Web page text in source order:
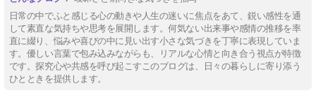
日常の中でふと感じる心の動きや人生の迷いに焦点をあて、鋭い感性を通
して素直な気持ちや思考を展開します。何気ない出来事や感情の推移を率
直に綴り、悩みや喜びの中に見い出す小さな気づきを丁寧に表現していま
す。優しい言葉で包み込みながらも、リアルな心情と向き合う視点が特徴
です。探究心や共感を呼び起こすこのブログは、日々の暮らしに寄り添う
ひとときを提供します。